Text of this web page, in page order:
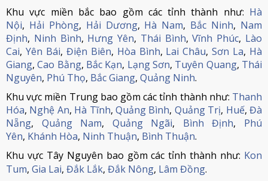
Khu vực miền bắc bao gồm các tỉnh thành như: Hà
Nội, Hải Phòng, Hải Dương, Hà Nam, Bắc Ninh, Nam
Định, Ninh Bình, Hưng Yên, Thái Bình,Vĩnh Phúc, Lào
Cai, Yên Bái, Điện Biên, Hòa Bình, Lai Châu,Sơn La, Hà
Giang,Cao Bằng, Bắc Kạn, Lạng Sơn, Tuyên Quang, Thái
Nguyên, Phú Thọ, Bắc Giang, Quảng Ninh.
Khu vực miền Trung bao gồm các tỉnh thành như: Thanh
Hóa, Nghệ An, Hà Tĩnh,Quảng Bình, Quảng Trị, Huế,Đà
Nẵng, Quảng Nam, Quảng Ngãi, Bình Định, Phú
Yên, Khánh Hòa, Ninh Thuận, Bình Thuận.
Khu vực Tây Nguyên bao gồm các tỉnh thành như: Kon
Tum, Gia Lai, Đắk Lắk, Đắk Nông, Lâm Đồng.